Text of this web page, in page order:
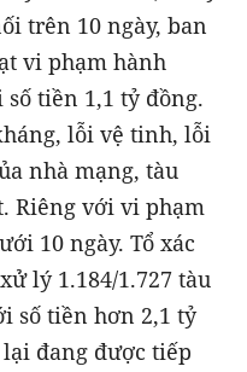
trên 10 ngày, ban
vi phạm hành
tiền 1,1 tỷ đồng.
lỗi vệ tinh, lỗi
nhà mạng, tàu
Riêng với vi phạm
10 ngày. Tổ xác
lý 1.184/1.727 tàu
số tiền hơn 2,1 tỷ
đang được tiếp